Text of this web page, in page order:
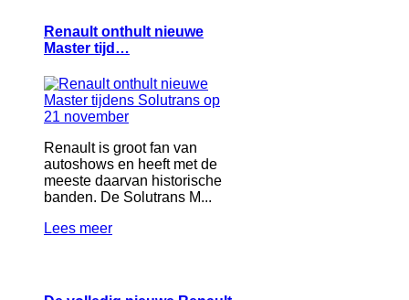
Renault onthult nieuwe
Master tijd…
Renault is groot fan van
autoshows en heeft met de
meeste daarvan historische
banden. De Solutrans M...
Lees meer